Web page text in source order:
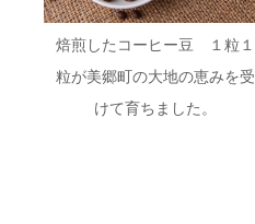
焙煎したコーヒー豆 １粒１
粒が美郷町の大地の恵みを受
けて育ちました。